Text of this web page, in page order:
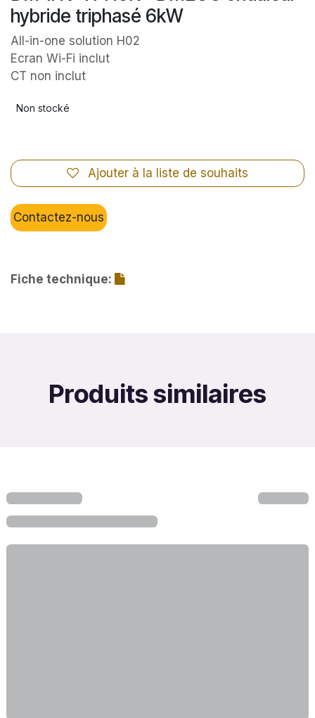
hybride triphasé 6kW
All-in-one solution H02
Ecran Wi-Fi inclut
CT non inclut
Non stocké
Ajouter à la liste de souhaits
Contactez-nous
Fiche technique:
Produits similaires